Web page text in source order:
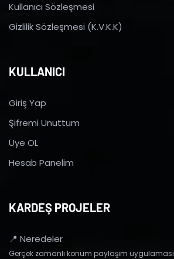
Kullanıcı Sözleşmesi
Gizlilik Sözleşmesi (K.V.K.K)
KULLANICI
Giriş Yap
Şifremi Unuttum
Üye OL
Hesab Panelim
KARDEŞ PROJELER
📍 Neredeler
Gerçek zamanlı konum paylaşım uygulaması